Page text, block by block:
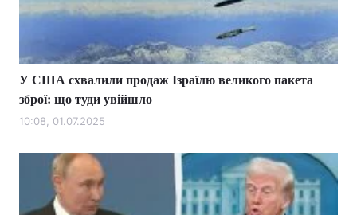
У США схвалили продаж Ізраїлю великого пакета
зброї: що туди увійшло
10:08, 01.07.2025